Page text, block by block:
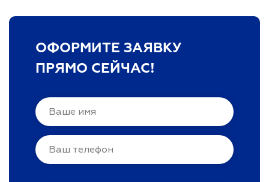
ОФОРМИТЕ ЗАЯВКУ
ПРЯМО СЕЙЧАС!